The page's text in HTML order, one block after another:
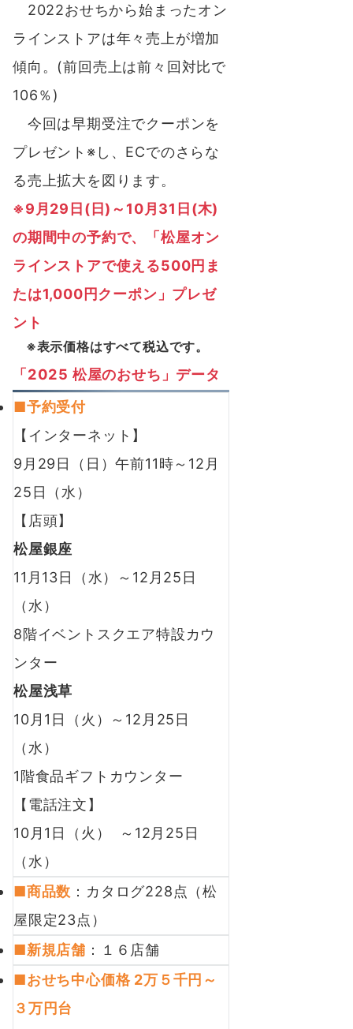
2022おせちから始まったオン
ラインストアは年々売上が増加
傾向。(前回売上は前々回対比で
106％)
今回は早期受注でクーポンを
プレゼント※し、ECでのさらな
る売上拡大を図ります。
※9月29日(日)～10月31日(木)
の期間中の予約で、「松屋オン
ラインストアで使える500円ま
たは1,000円クーポン」プレゼ
ント
※表示価格はすべて税込です。
「2025 松屋のおせち」データ
■予約受付
【インターネット】
9月29日（日）午前11時～12月
25日（水）
【店頭】
松屋銀座
11月13日（水）～12月25日
（水）
8階イベントスクエア特設カウ
ンター
松屋浅草
10月1日（火）～12月25日
（水）
1階食品ギフトカウンター
【電話注文】
10月1日（火） ～12月25日
（水）
■商品数 ：カタログ228点（松
屋限定23点）
■新規店舗 ：１６店舗
■おせち中心価格 2万５千円～
３万円台